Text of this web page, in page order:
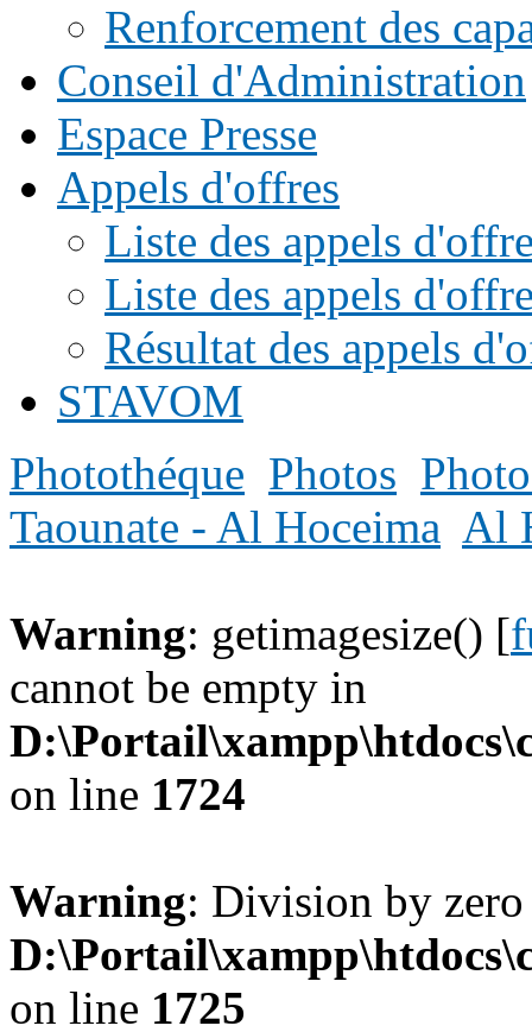
Renforcement des
Conseil d'Administration
Espace Presse
Appels d'offres
Liste des appels
Liste des appels
Résultat des appels
STAVOM
Photothéque Photos
Taounate - Al Hoceima Al
Warning: getimagesize() [
cannot be empty in
on line 1724
Warning: Division by
on line 1725